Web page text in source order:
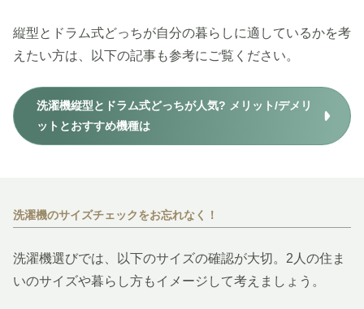
縦型とドラム式どっちが自分の暮らしに適しているかを考
えたい方は、以下の記事も参考にご覧ください。
洗濯機縦型とドラム式どっちが人気? メリット/デメリ
ットとおすすめ機種は
洗濯機のサイズチェックをお忘れなく！
洗濯機選びでは、以下のサイズの確認が大切。2人の住ま
いのサイズや暮らし方もイメージして考えましょう。